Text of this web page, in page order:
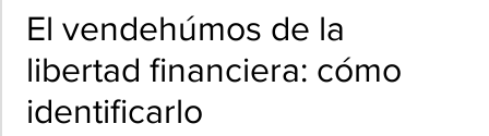
El vendehúmos de la
libertad financiera: cómo
identificarlo